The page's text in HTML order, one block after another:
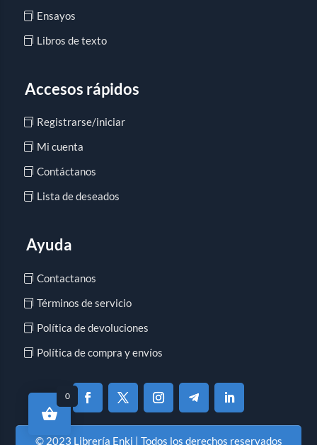
Ensayos
Libros de texto
Accesos rápidos
Registrarse/iniciar
Mi cuenta
Contáctanos
Lista de deseados
Ayuda
Contactanos
Términos de servicio
Política de devoluciones
Política de compra y envíos
© 2023 Librería Enki | Todos los derechos reservados
0